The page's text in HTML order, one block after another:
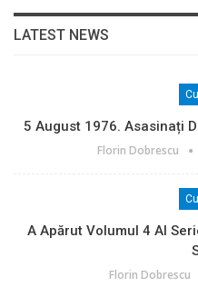
LATEST NEWS
5 August 1976. Asasinați
Florin Dobrescu
A Apărut Volumul 4 Al
Florin Dobrescu